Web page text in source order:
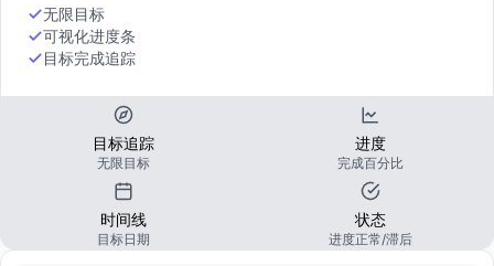
无限目标
可视化进度条
目标完成追踪
目标追踪
无限目标
进度
完成百分比
时间线
目标日期
状态
进度正常/滞后